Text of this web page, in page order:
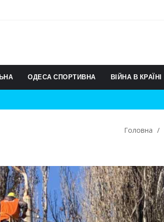
ОДЕСА СПОРТИВНА ВІЙНА В КРАЇНІ
Головна /